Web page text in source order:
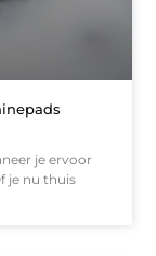
je ervoor
je nu thuis